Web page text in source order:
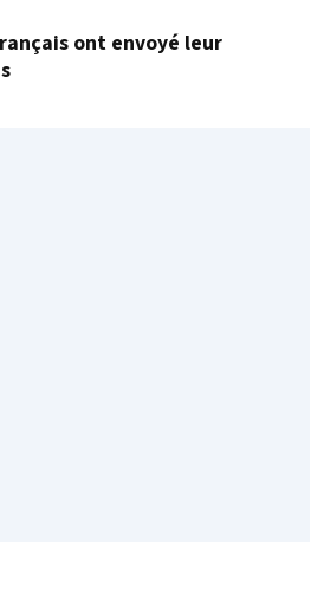
ont envoyé leur